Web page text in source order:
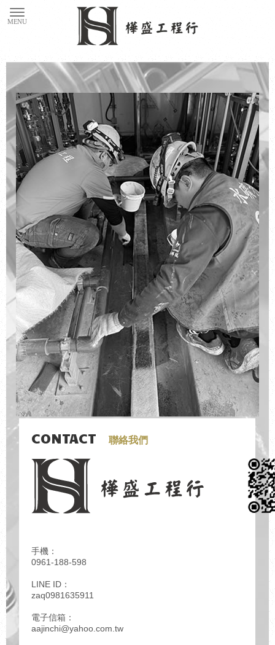
CONTACT 聯絡我們
手機：
0961-188-598
LINE ID：
zaq0981635911
電子信箱：
aajinchi@yahoo.com.tw